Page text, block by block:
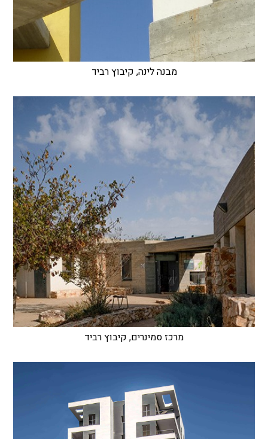
מבנה לינה, קיבוץ רביד
מרכז סמינרים, קיבוץ רביד